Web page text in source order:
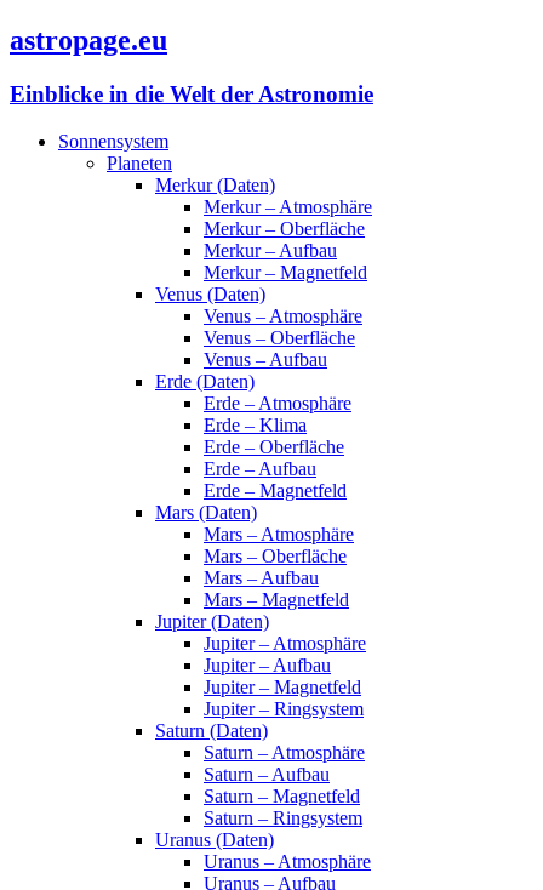
astropage.eu
Einblicke in die Welt der Astronomie
Sonnensystem
Planeten
Merkur (Daten)
Merkur – Atmosphäre
Merkur – Oberfläche
Merkur – Aufbau
Merkur – Magnetfeld
Venus (Daten)
Venus – Atmosphäre
Venus – Oberfläche
Venus – Aufbau
Erde (Daten)
Erde – Atmosphäre
Erde – Klima
Erde – Oberfläche
Erde – Aufbau
Erde – Magnetfeld
Mars (Daten)
Mars – Atmosphäre
Mars – Oberfläche
Mars – Aufbau
Mars – Magnetfeld
Jupiter (Daten)
Jupiter – Atmosphäre
Jupiter – Aufbau
Jupiter – Magnetfeld
Jupiter – Ringsystem
Saturn (Daten)
Saturn – Atmosphäre
Saturn – Aufbau
Saturn – Magnetfeld
Saturn – Ringsystem
Uranus (Daten)
Uranus – Atmosphäre
Uranus – Aufbau